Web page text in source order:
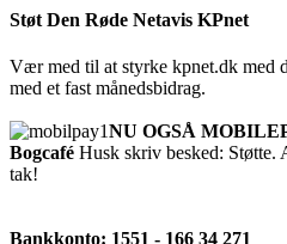
Støt Den Røde Netavis KPnet
Vær med til at styrke kpnet.dk med
med et fast månedsbidrag.
NU OGSÅ
Bogcafé Husk skriv besked: Støtte.
tak!
Bankkonto: 1551 - 166 34 271